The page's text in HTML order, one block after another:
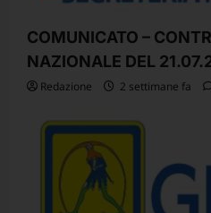
COMUNICATO –
NAZIONALE DEL
Redazione 2 settimane fa